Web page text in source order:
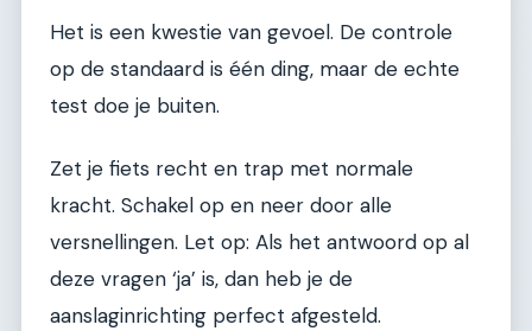
Het is een kwestie van gevoel. De controle
op de standaard is één ding, maar de echte
test doe je buiten.
Zet je fiets recht en trap met normale
kracht. Schakel op en neer door alle
versnellingen. Let op: Als het antwoord op al
deze vragen ‘ja’ is, dan heb je de
aanslaginrichting perfect afgesteld.